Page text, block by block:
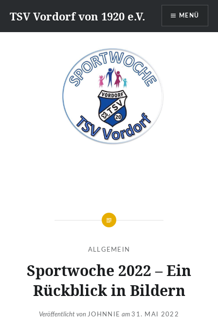
zumTSV Vordorf von 1920 e.V. MENÜ
ALLGEMEIN
Sportwoche 2022 – Ein
Rückblick in Bildern
Veröffentlicht vonJOHNNIE am31. MAI 2022